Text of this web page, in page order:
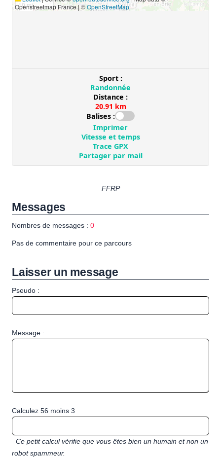
FFRP
Messages
Nombres de messages : 0
Pas de commentaire pour ce parcours
Laisser un message
Pseudo :
Message :
Calculez 56 moins 3
Ce petit calcul vérifie que vous êtes bien un humain et non un
robot spammeur.